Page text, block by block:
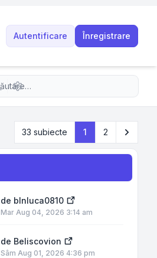
Autentificare Înregistrare
Căutare avansată
33 subiecte 1 2
de blnluca0810
Mar Aug 04, 2026 3:14 am
de Beliscovion
Sâm Aug 01, 2026 4:36 pm